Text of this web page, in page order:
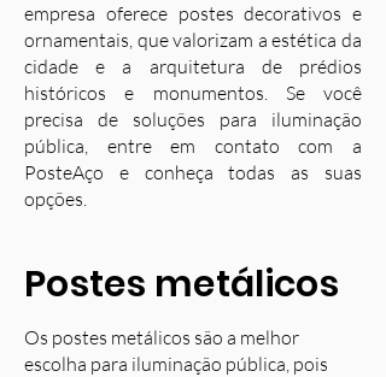
empresa oferece postes decorativos e
ornamentais, que valorizam a estética da
cidade e a arquitetura de prédios
históricos e monumentos. Se você
precisa de soluções para iluminação
pública, entre em contato com a
PosteAço e conheça todas as suas
opções.
Postes metálicos
Os postes metálicos são a melhor
escolha para iluminação pública, pois